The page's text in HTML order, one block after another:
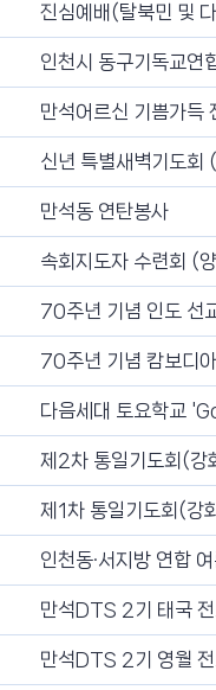
진심예배(탈북민 및
인천시 동구기독교연
만석어르신 기쁨가득
신년 특별새벽기도회
만석동 연탄봉사
속회지도자 수련회 (
70주년 기념 인도 선
70주년 기념 캄보디
다음세대 토요학교
제2차 통일기도회(강
제1차 통일기도회(강
인천동·서지방 연합
만석DTS 2기 태국
만석DTS 2기 영월